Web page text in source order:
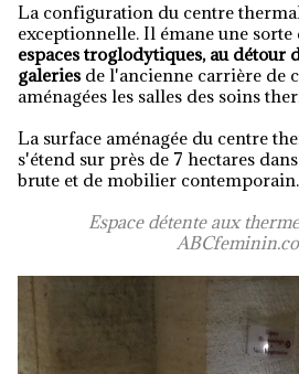
La configuration du centre
exceptionnelle. Il émane une sorte
espaces troglodytiques, au détour
galeriesde l'ancienne carrière de
aménagées les salles des soins
La surface aménagée du centre
s'étend sur près de 7 hectares
brute et de mobilier contemporain.
Espace détente aux